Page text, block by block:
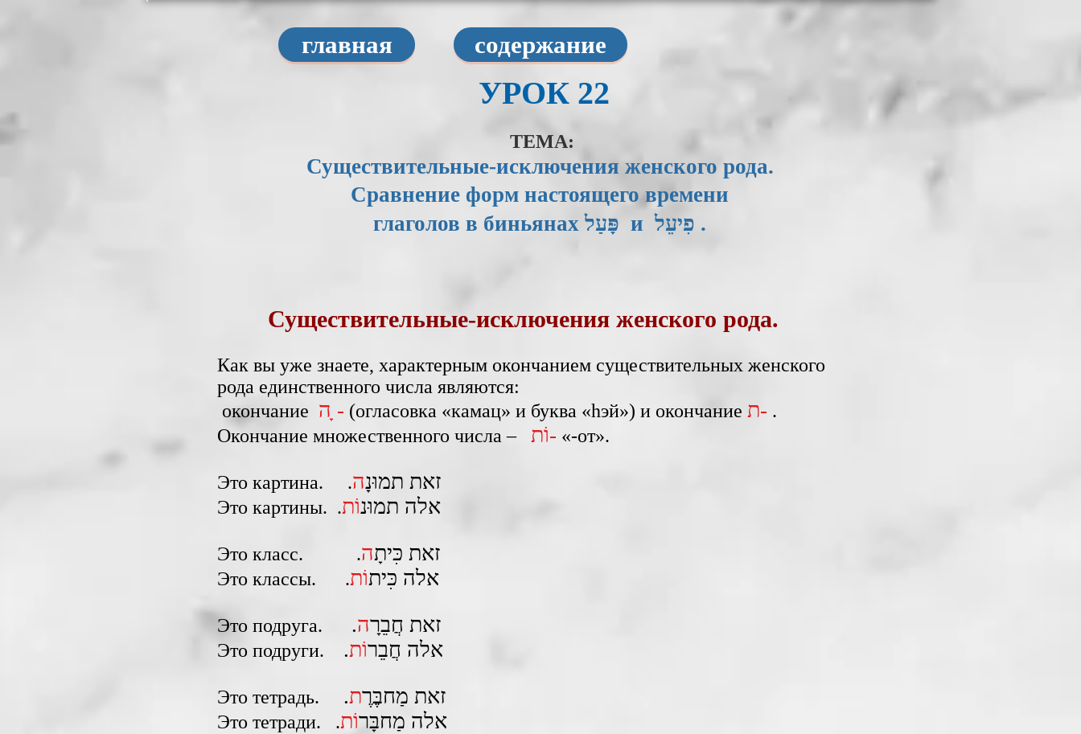
главная содержание
УРОК 22
ТЕМА:
Существительные-исключения женского рода.
Сравнение форм настоящего времени
глаголов в биньянах ‏ פָּעַל‎ и ‎פִיעֵל‎ .
Существительные-исключения женского рода.
Как вы уже знаете, характерным окончанием существительных женского
рода единственного числа являются:
окончание
ה ָ- (огласовка «камац» и буква «hэй») и окончание ת- .
Окончание множественного числа –
וֹת- «-от».
Это картина. . זאת תמוּנָה
Это картины. . אלה תמוּנוֹת
Это класс. . זאת כִּיתָה
Это классы. . אלה כִּיתוֹת
Это подруга. .זאת חֲבֵרָה
Это подруги.‎ .‏ אלה חֲבֵרוֹת
Это тетрадь. .זאת מַחבֶּרֶת
Это тетради. . אלה מַחבָּרוֹת